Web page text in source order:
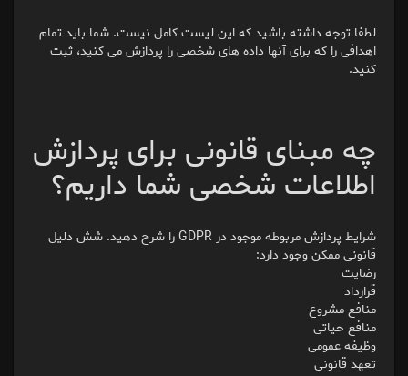
لطفا توجه داشته باشید که این لیست کامل نیست. شما باید تمام
اهدافی را که برای آنها داده های شخصی را پردازش می کنید، ثبت
کنید.
چه مبنای قانونی برای پردازش
اطلاعات شخصی شما داریم؟
شرایط پردازش مربوطه موجود در GDPR را شرح دهید. شش دلیل
قانونی ممکن وجود دارد:
رضایت
قرارداد
منافع مشروع
منافع حیاتی
وظیفه عمومی
تعهد قانونی